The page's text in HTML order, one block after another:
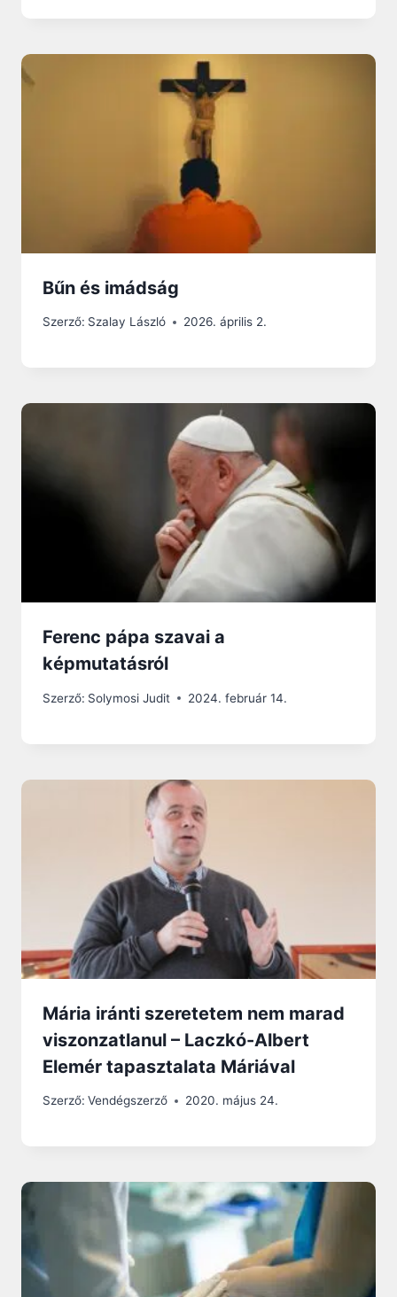
Bűn és imádság
Szerző: Szalay László 2026. április 2.
Ferenc pápa szavai a
képmutatásról
Szerző: Solymosi Judit 2024. február 14.
Mária iránti szeretetem nem marad
viszonzatlanul – Laczkó-Albert
Elemér tapasztalata Máriával
Szerző: Vendégszerző 2020. május 24.